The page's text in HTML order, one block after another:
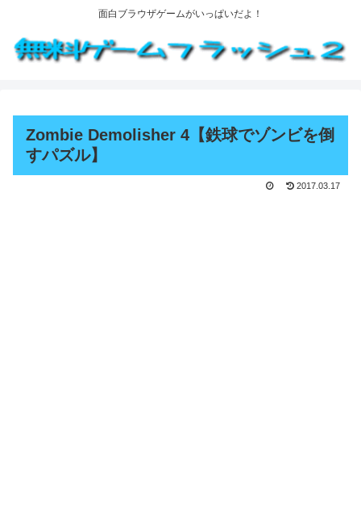
面白ブラウザゲームがいっぱいだよ！
Zombie Demolisher 4【鉄球でゾンビを倒
すパズル】
2017.03.17